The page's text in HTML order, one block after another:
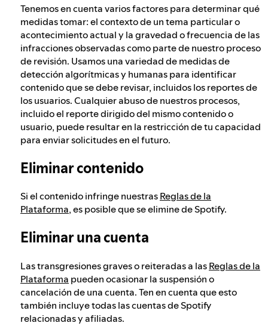
Tenemos en cuenta varios factores para determinar qué
medidas tomar: el contexto de un tema particular o
acontecimiento actual y la gravedad o frecuencia de las
infracciones observadas como parte de nuestro proceso
de revisión. Usamos una variedad de medidas de
detección algorítmicas y humanas para identificar
contenido que se debe revisar, incluidos los reportes de
los usuarios. Cualquier abuso de nuestros procesos,
incluido el reporte dirigido del mismo contenido o
usuario, puede resultar en la restricción de tu capacidad
para enviar solicitudes en el futuro.
Eliminar contenido
Si el contenido infringe nuestrasReglas de la
Plataforma, es posible que se elimine de Spotify.
Eliminar una cuenta
Las transgresiones graves o reiteradas a lasReglas de la
Plataforma pueden ocasionar la suspensión o
cancelación de una cuenta. Ten en cuenta que esto
también incluye todas las cuentas de Spotify
relacionadas y afiliadas.